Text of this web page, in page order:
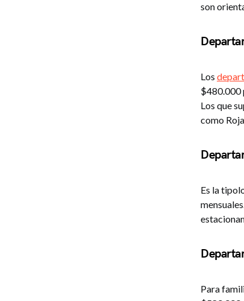
son
Los
$480.000
Los que
como
Es la
Para